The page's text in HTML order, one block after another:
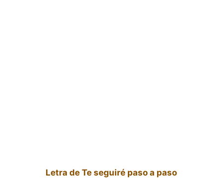
Letra de Te seguiré paso a paso